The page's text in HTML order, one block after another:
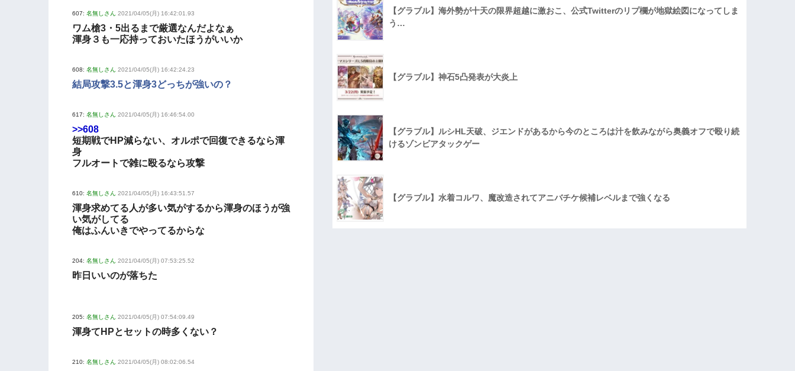
607: 名無しさん 2021/04/05(月) 16:42:01.93
ワム槍3・5出るまで厳選なんだよなぁ
渾身３も一応持っておいたほうがいいか
608: 名無しさん 2021/04/05(月) 16:42:24.23
結局攻撃3.5と渾身3どっちが強いの？
617: 名無しさん 2021/04/05(月) 16:46:54.00
>>608
短期戦でHP減らない、オルポで回復できるなら渾
身
フルオートで雑に殴るなら攻撃
610: 名無しさん 2021/04/05(月) 16:43:51.57
渾身求めてる人が多い気がするから渾身のほうが強
い気がしてる
俺はふんいきでやってるからな
204: 名無しさん 2021/04/05(月) 07:53:25.52
昨日いいのが落ちた
205: 名無しさん 2021/04/05(月) 07:54:09.49
渾身てHPとセットの時多くない？
210: 名無しさん 2021/04/05(月) 08:02:06.54
【グラブル】海外勢が十天の限界超越に激おこ、公式Twitterのリプ欄が地獄絵図になってしま
う…
【グラブル】神石5凸発表が大炎上
【グラブル】ルシHL天破、ジエンドがあるから今のところは汁を飲みながら奥義オフで殴り続
けるゾンビアタックゲー
【グラブル】水着コルワ、魔改造されてアニバチケ候補レベルまで強くなる